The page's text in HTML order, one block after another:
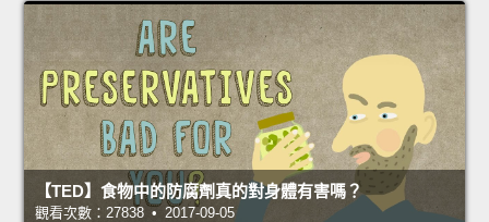
【TED】食物中的防腐劑真的對身體有害嗎？
觀看次數：27838 • 2017-09-05